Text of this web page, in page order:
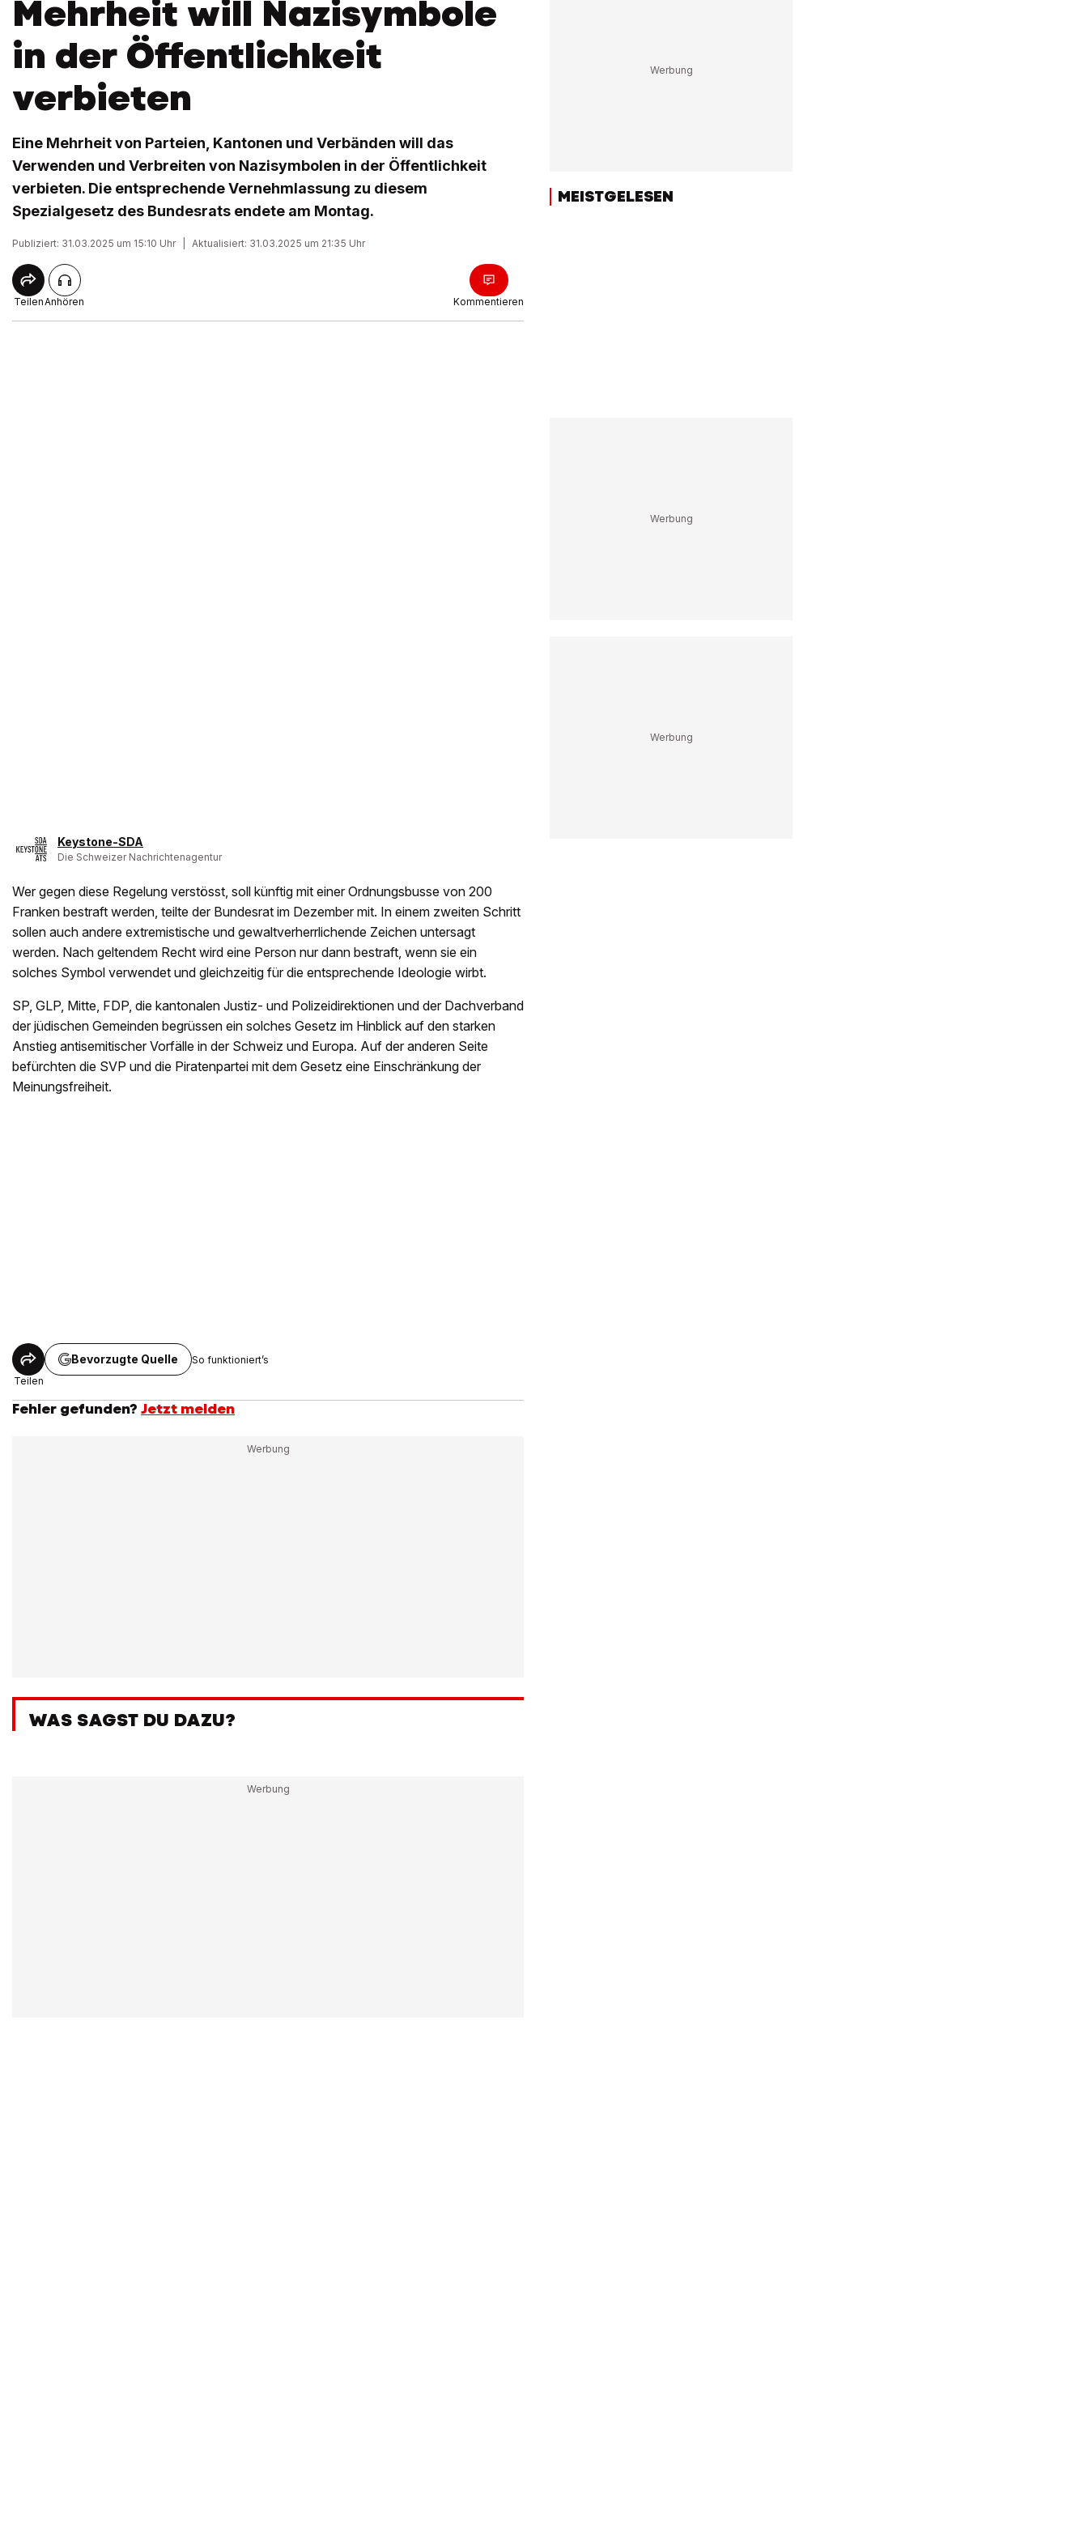
Mehrheit will Nazisymbole
in der Öffentlichkeit
verbieten
Eine Mehrheit von Parteien, Kantonen und Verbänden will das
Verwenden und Verbreiten von Nazisymbolen in der Öffentlichkeit
verbieten. Die entsprechende Vernehmlassung zu diesem
Spezialgesetz des Bundesrats endete am Montag.
Publiziert: 31.03.2025 um 15:10 Uhr Aktualisiert: 31.03.2025 um 21:35 Uhr
TeilenAnhören Kommentieren
Keystone-SDA
Die Schweizer Nachrichtenagentur
Wer gegen diese Regelung verstösst, soll künftig mit einer Ordnungsbusse von 200
Franken bestraft werden, teilte der Bundesrat im Dezember mit. In einem zweiten Schritt
sollen auch andere extremistische und gewaltverherrlichende Zeichen untersagt
werden. Nach geltendem Recht wird eine Person nur dann bestraft, wenn sie ein
solches Symbol verwendet und gleichzeitig für die entsprechende Ideologie wirbt.
SP, GLP, Mitte, FDP, die kantonalen Justiz- und Polizeidirektionen und der Dachverband
der jüdischen Gemeinden begrüssen ein solches Gesetz im Hinblick auf den starken
Anstieg antisemitischer Vorfälle in der Schweiz und Europa. Auf der anderen Seite
befürchten die SVP und die Piratenpartei mit dem Gesetz eine Einschränkung der
Meinungsfreiheit.
Teilen
Bevorzugte Quelle So funktioniert’s
Fehler gefunden? Jetzt melden
WAS SAGST DU DAZU?
MEISTGELESEN